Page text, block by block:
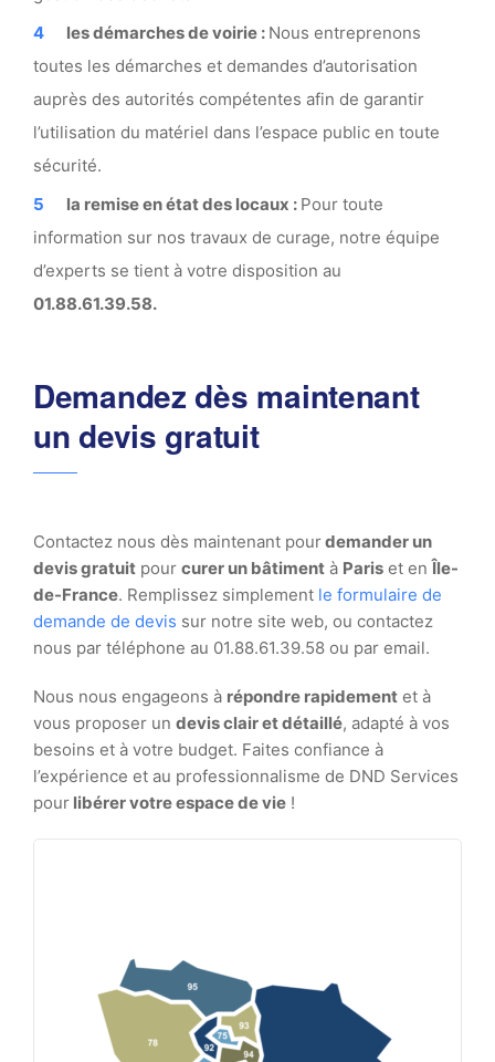
les démarches de voirie : Nous entreprenons
toutes les démarches et demandes d’autorisation
auprès des autorités compétentes afin de garantir
l’utilisation du matériel dans l’espace public en toute
sécurité.
la remise en état des locaux : Pour toute
information sur nos travaux de curage, notre équipe
d’experts se tient à votre disposition au
01.88.61.39.58.
Demandez dès maintenant
un devis gratuit
Contactez nous dès maintenant pourdemander un
devis gratuit pour curer un bâtiment à Paris et enÎle-
de-France. Remplissez simplement le formulaire de
demande de devis sur notre site web, ou contactez
nous par téléphone au 01.88.61.39.58 ou par email.
Nous nous engageons à répondre rapidement et à
vous proposer un devis clair et détaillé, adapté à vos
besoins et à votre budget. Faites confiance à
l’expérience et au professionnalisme de DND Services
pour libérer votre espace de vie !